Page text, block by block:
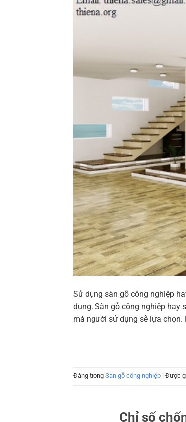
Sử dụng sàn gỗ công nghiệp
dung. Sàn gỗ công nghiệp hay
mà người sử dụng sẽ lựa chọn.
Đăng trong Sàn gỗ công nghiệp | Được
Chỉ số